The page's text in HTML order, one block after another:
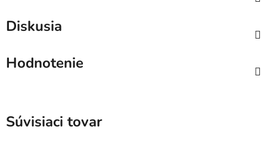
Diskusia
Hodnotenie
Súvisiaci tovar